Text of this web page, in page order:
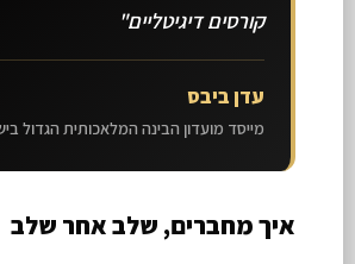
קורסים דיגיטליים"
עדן ביבס
מייסד מועדון הבינה המלאכותית הגדול
איך מחברים, שלב אחר שלב